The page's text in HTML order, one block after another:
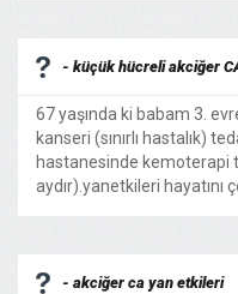
- küçük hücreli akciğer
67 yaşında ki babam 3.
kanseri (sınırlı hastalık)
hastanesinde kemoterapi
aydır).yanetkileri hayatını
- akciğer ca yan etkileri